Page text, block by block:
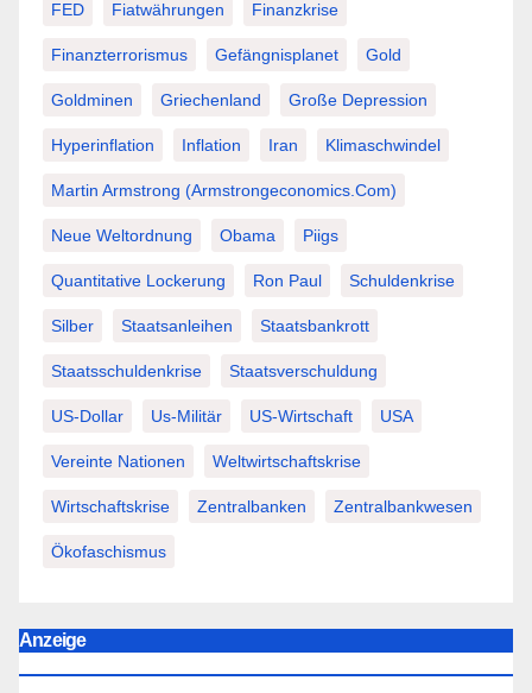
FED Fiatwährungen Finanzkrise
Finanzterrorismus Gefängnisplanet Gold
Goldminen Griechenland Große Depression
Hyperinflation Inflation Iran Klimaschwindel
Martin Armstrong (Armstrongeconomics.com)
Neue Weltordnung Obama Piigs
Quantitative Lockerung Ron Paul Schuldenkrise
Silber Staatsanleihen Staatsbankrott
Staatsschuldenkrise Staatsverschuldung
US-Dollar Us-Militär US-Wirtschaft USA
Vereinte Nationen Weltwirtschaftskrise
Wirtschaftskrise Zentralbanken Zentralbankwesen
Ökofaschismus
Anzeige